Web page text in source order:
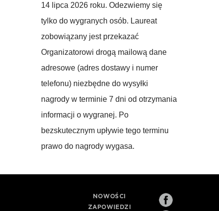
14 lipca 2026 roku. Odezwiemy się
tylko do wygranych osób. Laureat
zobowiązany jest przekazać
Organizatorowi drogą mailową dane
adresowe (adres dostawy i numer
telefonu) niezbędne do wysyłki
nagrody w terminie 7 dni od otrzymania
informacji o wygranej. Po
bezskutecznym upływie tego terminu
prawo do nagrody wygasa.
NOWOŚCI
ZAPOWIEDZI